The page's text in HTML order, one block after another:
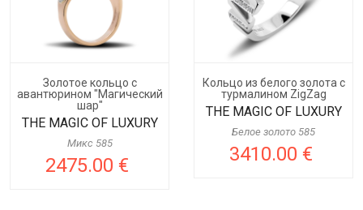
Золотое кольцо с
авантюрином "Магический
шар"
THE MAGIC OF LUXURY
Микс 585
2475.00 €
Кольцо из белого золота с
турмалином ZigZag
THE MAGIC OF LUXURY
Белое золото 585
3410.00 €